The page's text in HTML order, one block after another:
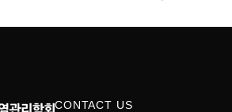
CONTACT US